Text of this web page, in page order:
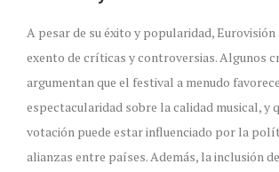
A pesar de su éxito y popularidad, Eurovisión
exento de críticas y controversias. Algunos
argumentan que el festival a menudo
espectacularidad sobre la calidad musical, y
votación puede estar influenciado por la
alianzas entre países. Además, la inclusión